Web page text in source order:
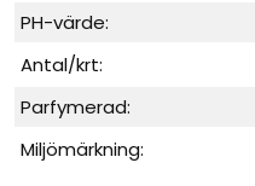
PH-värde:
Antal/krt:
Parfymerad:
Miljömärkning: